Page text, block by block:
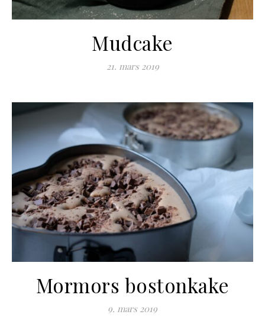
Mudcake
21. mars 2019
Mormors bostonkake
9. mars 2019